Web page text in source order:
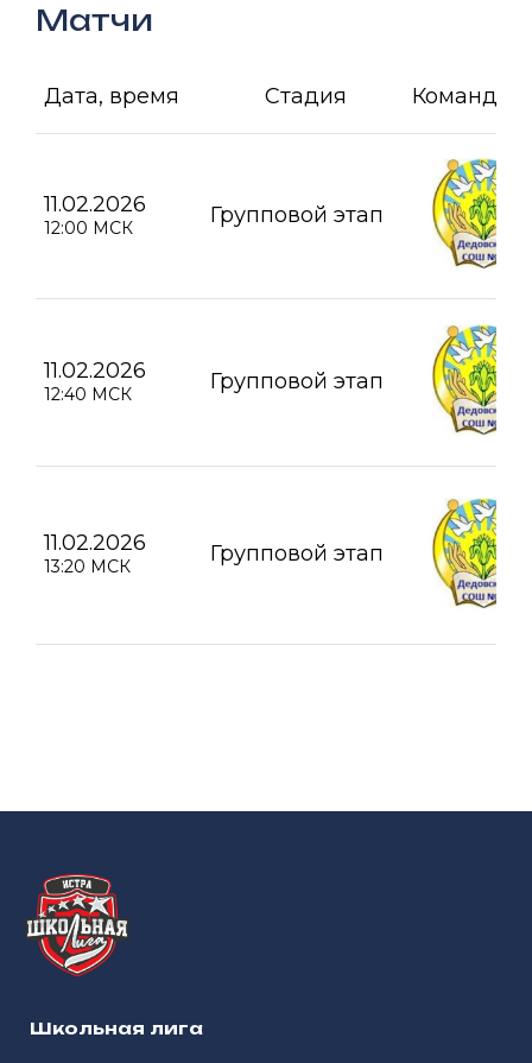
Матчи
Дата, время Стадия Команда А
11.02.2026
12:00 МСК Групповой этап
11.02.2026
12:40 МСК Групповой этап
11.02.2026
13:20 МСК Групповой этап
Школьная лига